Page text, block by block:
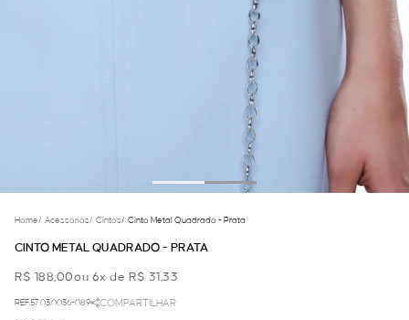
Home/ Acessorios/ Cintos/ Cinto Metal Quadrado - Prata
CINTO METAL QUADRADO - PRATA
R$ 188,00ou 6x de R$ 31,33
REF.57.03.0036-089 COMPARTILHAR